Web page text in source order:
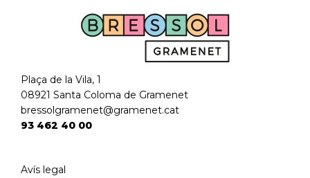
Plaça de la Vila, 1
08921 Santa Coloma de Gramenet
bressolgramenet@gramenet.cat
93 462 40 00
Avís legal